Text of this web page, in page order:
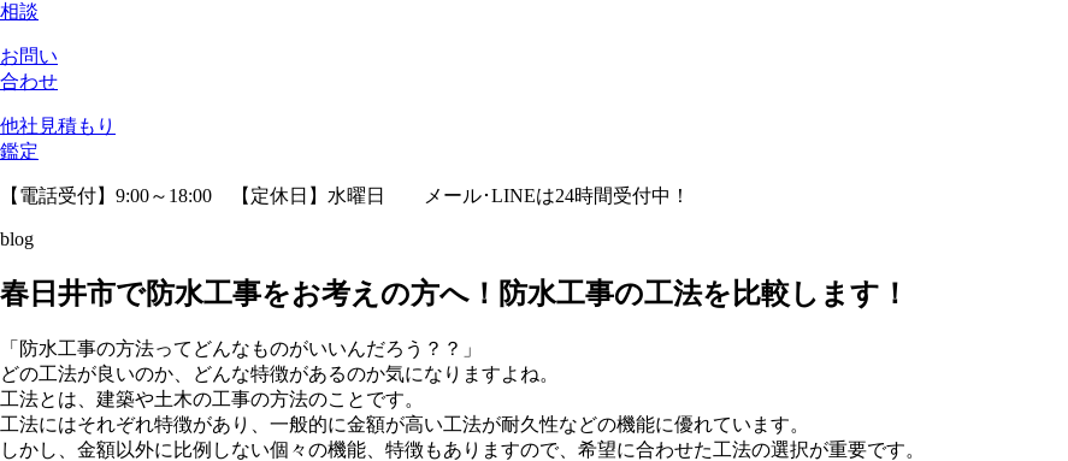
相談
お問い
合わせ
他社見積もり
鑑定
【電話受付】9:00～18:00 【定休日】水曜日 メール･LINEは24時間受付中！
blog
春日井市で防水工事をお考えの方へ！防水工事の工法を比較します！
「防水工事の方法ってどんなものがいいんだろう？？」
どの工法が良いのか、どんな特徴があるのか気になりますよね。
工法とは、建築や土木の工事の方法のことです。
工法にはそれぞれ特徴があり、一般的に金額が高い工法が耐久性などの機能に優れています。
しかし、金額以外に比例しない個々の機能、特徴もありますので、希望に合わせた工法の選択が重要です。